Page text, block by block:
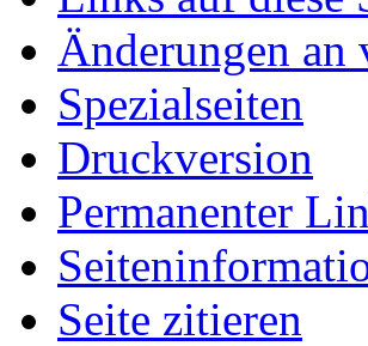
Änderungen an
Spezialseiten
Druckversion
Permanenter
Seite zitieren